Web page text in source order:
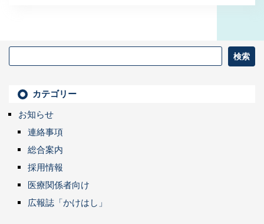
カテゴリー
お知らせ
連絡事項
総合案内
採用情報
医療関係者向け
広報誌「かけはし」